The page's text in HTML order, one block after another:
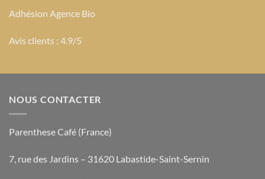
Adhésion Agence Bio
Avis clients : 4.9/5
NOUS CONTACTER
Parenthese Café (France)
7, rue des Jardins – 31620 Labastide-Saint-Sernin